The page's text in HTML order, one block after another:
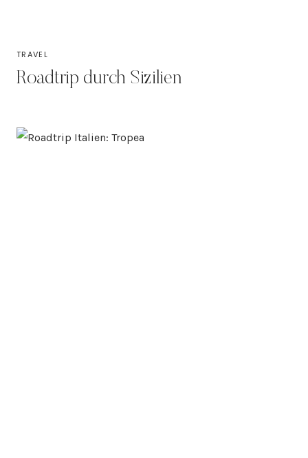
TRAVEL
Roadtrip durch Sizilien